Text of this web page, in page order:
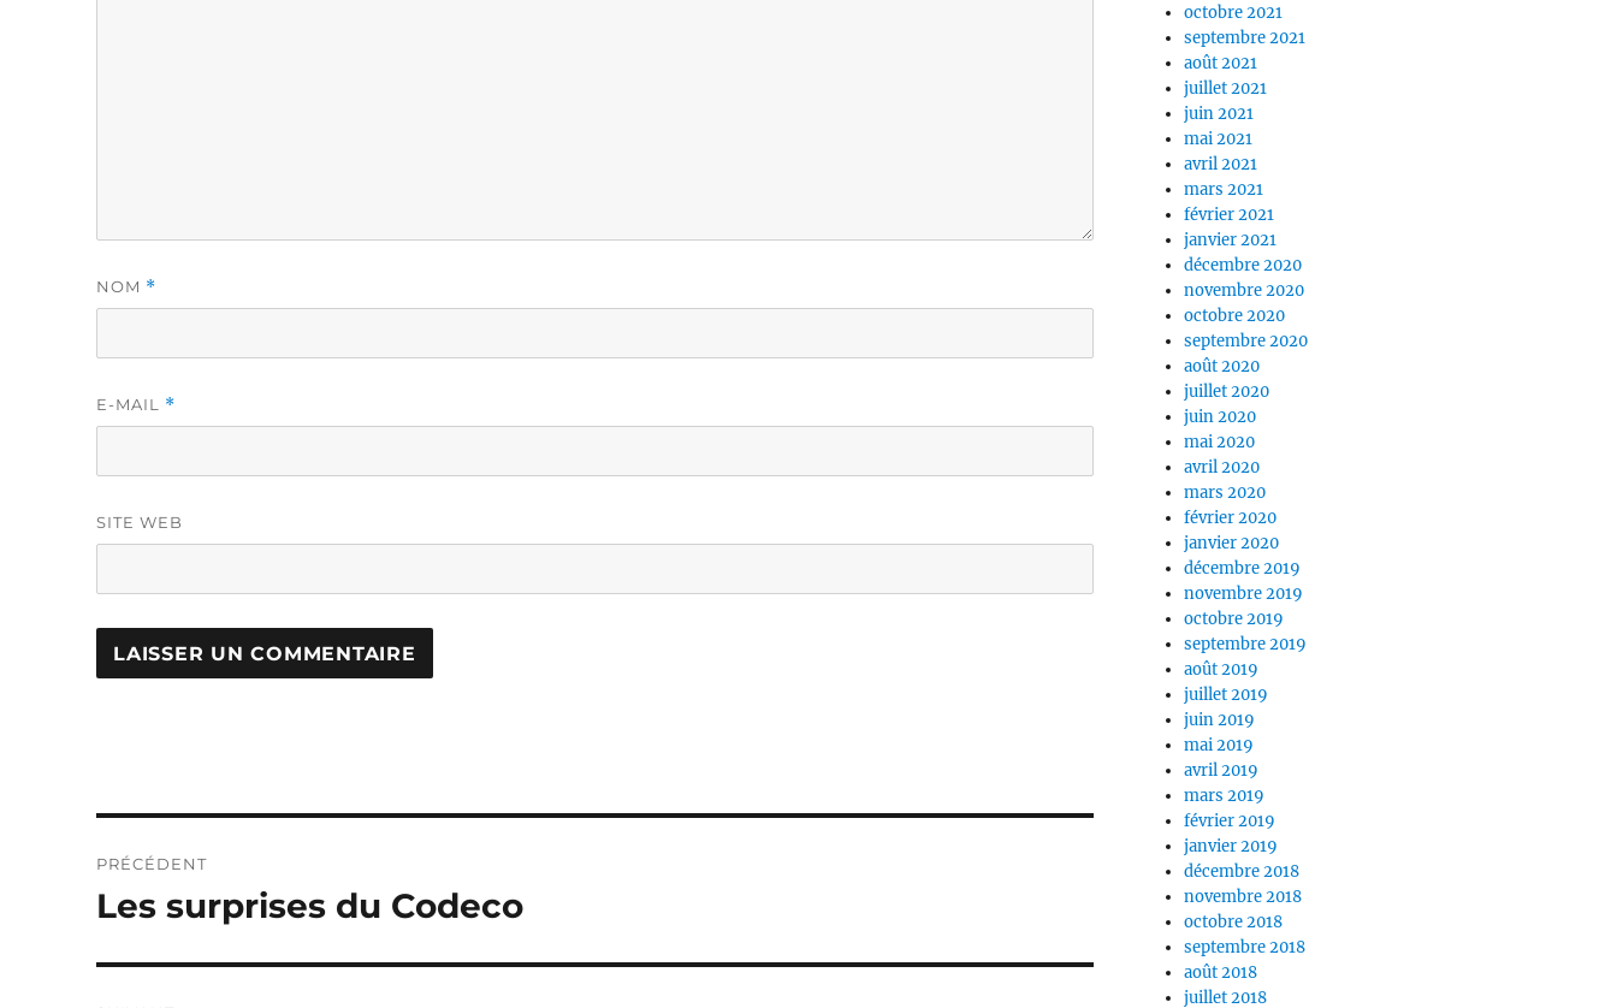
NOM *
E-MAIL *
SITE WEB
de
PRÉCÉDENT
Publication
Les surprises du Codeco
octobre 2021
septembre 2021
août 2021
juillet 2021
juin 2021
mai 2021
avril 2021
mars 2021
février 2021
janvier 2021
décembre 2020
novembre 2020
octobre 2020
septembre 2020
août 2020
juillet 2020
juin 2020
mai 2020
avril 2020
mars 2020
février 2020
janvier 2020
décembre 2019
novembre 2019
octobre 2019
septembre 2019
août 2019
juillet 2019
juin 2019
mai 2019
avril 2019
mars 2019
février 2019
janvier 2019
décembre 2018
novembre 2018
octobre 2018
septembre 2018
août 2018
juillet 2018